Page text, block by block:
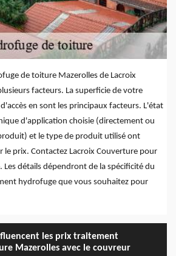
de toiture Mazerolles de Lacroix
facteurs. La superficie de votre
en sont les principaux facteurs. L'état
d'application choisie (directement ou
et le type de produit utilisé ont
le prix. Contactez Lacroix Couverture pour
détails dépendront de la spécificité du
hydrofuge que vous souhaitez pour
les prix traitement
Mazerolles avec le couvreur